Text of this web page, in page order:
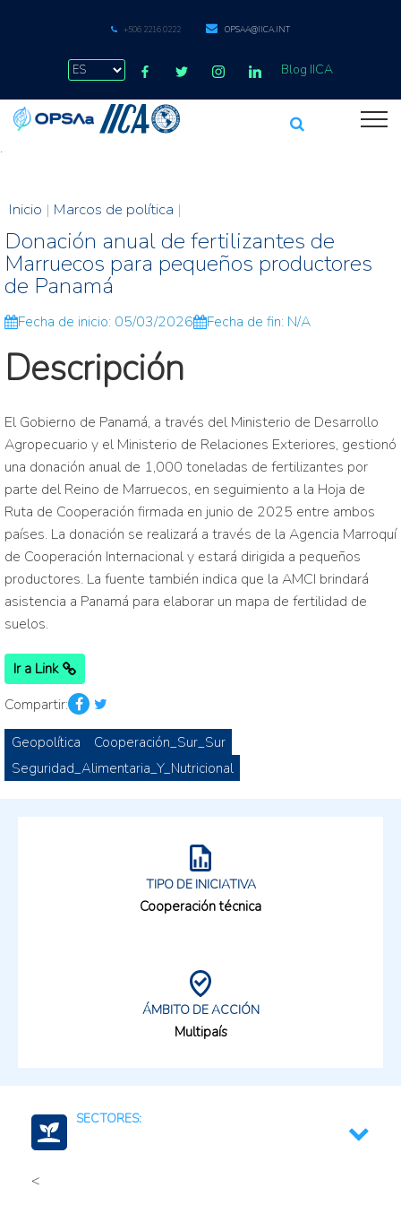
+506 2216 0222 OPSAA@IICA.INT
Blog IICA
.
Inicio | Marcos de política |
Donación anual de fertilizantes de
Marruecos para pequeños productores
de Panamá
Fecha de inicio: 05/03/2026 Fecha de fin: N/A
Descripción
El Gobierno de Panamá, a través del Ministerio de Desarrollo
Agropecuario y el Ministerio de Relaciones Exteriores, gestionó
una donación anual de 1,000 toneladas de fertilizantes por
parte del Reino de Marruecos, en seguimiento a la Hoja de
Ruta de Cooperación firmada en junio de 2025 entre ambos
países. La donación se realizará a través de la Agencia Marroquí
de Cooperación Internacional y estará dirigida a pequeños
productores. La fuente también indica que la AMCI brindará
asistencia a Panamá para elaborar un mapa de fertilidad de
suelos.
Ir a Link
Compartir:
Geopolítica
Cooperación_Sur_Sur
Seguridad_Alimentaria_Y_Nutricional
TIPO DE INICIATIVA
Cooperación técnica
ÁMBITO DE ACCIÓN
Multipaís
SECTORES:
<